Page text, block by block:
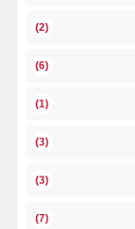
(2)
(6)
(1)
(3)
(3)
(7)